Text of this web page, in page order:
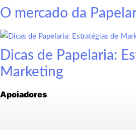
O mercado da
Dicas de Papelaria:
Marketing
Apoiadores